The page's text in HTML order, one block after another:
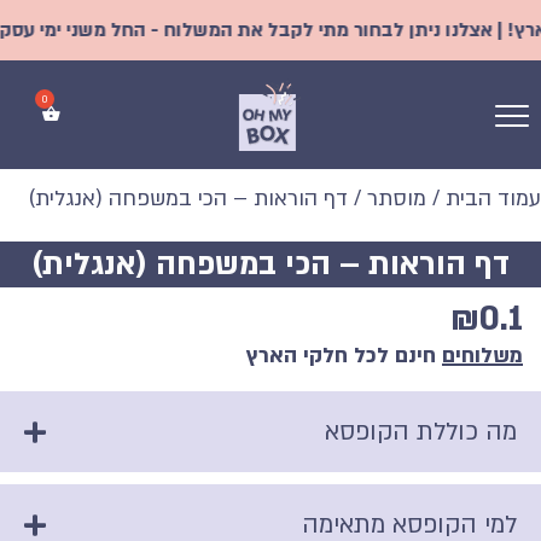
| אצלנו ניתן לבחור מתי לקבל את המשלוח - החל משני ימי
עמוד הבית / מוסתר / דף הוראות – הכי במשפחה (אנגלית)
₪0.1
משלוחים חינם לכל חלקי הארץ
מה כוללת הקופסא
למי הקופסא מתאימה
דף הוראות – הכי במשפחה (אנגלית)